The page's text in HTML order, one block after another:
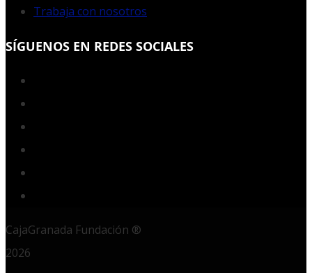
Trabaja con nosotros
SÍGUENOS EN REDES SOCIALES
CajaGranada Fundación ®
2026